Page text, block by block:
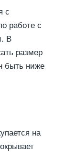
с
работе с
В
размер
быть ниже
на